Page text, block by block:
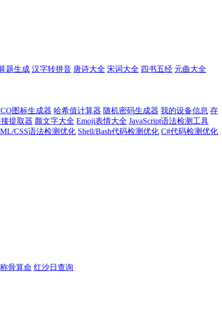
题生成 汉字转拼音 唐诗大全 宋词大全 四书五经 元曲大全
图标生成器 哈希值计算器 随机密码生成器 我的设备信息 存
提取器 颜文字大全 Emoji表情大全 JavaScript语法检测工具
CSS语法检测优化 Shell/Bash代码检测优化 C#代码检测优化
称骨算命 红沙日查询